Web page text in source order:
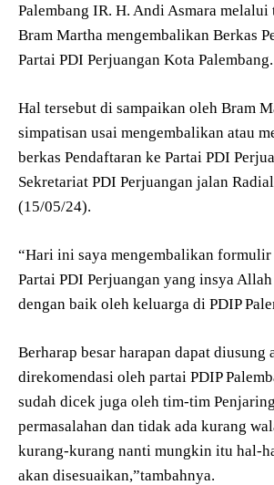
Palembang IR. H. Andi Asmara melalui
Bram Martha mengembalikan Berkas
Partai PDI Perjuangan Kota Palembang.
Hal tersebut di sampaikan oleh Bram
simpatisan usai mengembalikan atau
berkas Pendaftaran ke Partai PDI
Sekretariat PDI Perjuangan jalan
(15/05/24).
“Hari ini saya mengembalikan formulir
Partai PDI Perjuangan yang insya
dengan baik oleh keluarga di PDIP
Berharap besar harapan dapat diusung
direkomendasi oleh partai PDIP
sudah dicek juga oleh tim-tim
permasalahan dan tidak ada kurang
kurang-kurang nanti mungkin itu hal-
akan disesuaikan,”tambahnya.